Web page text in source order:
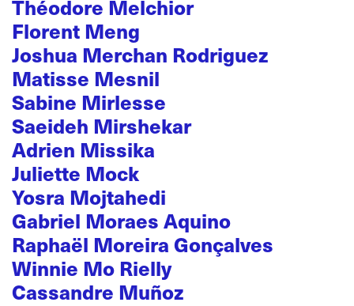
Théodore Melchior
Florent Meng
Joshua Merchan Rodriguez
Matisse Mesnil
Sabine Mirlesse
Saeideh Mirshekar
Adrien Missika
Juliette Mock
Yosra Mojtahedi
Gabriel Moraes Aquino
Raphaël Moreira Gonçalves
Winnie Mo Rielly
Cassandre Muñoz